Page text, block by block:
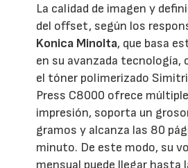
La calidad de imagen y
del offset, según los
Konica Minolta, que basa
en su avanzada tecnología,
el tóner polimerizado Simitri
Press C8000 ofrece
impresión, soporta un
gramos y alcanza las 80
minuto. De este modo, su
mensual puede llegar hasta